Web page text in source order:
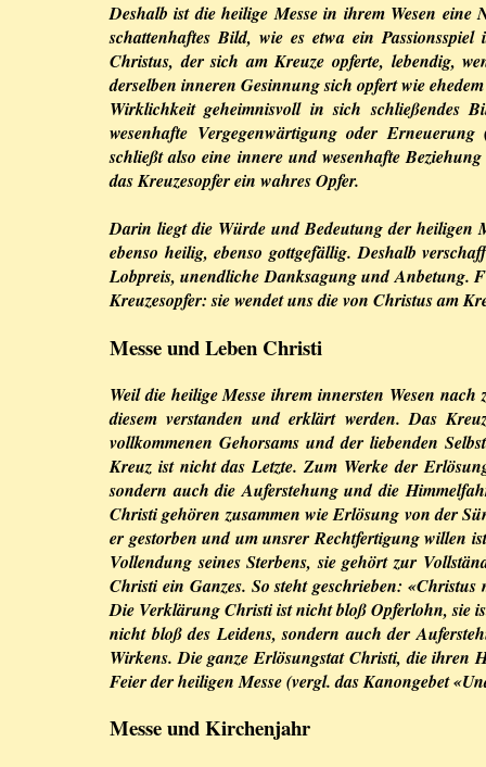
Deshalb ist die heilige Messe in ihrem Wesen eine
schattenhaftes Bild, wie es etwa ein
Christus, der sich am Kreuze opferte, lebendig,
derselben inneren Gesinnung sich opfert wie
Wirklichkeit geheimnisvoll in sich schließendes
wesenhafte Vergegenwärtigung oder
schließt also eine innere und wesenhafte
das Kreuzesopfer ein wahres Opfer.
Darin liegt die Würde und Bedeutung der heiligen
ebenso heilig, ebenso gottgefällig. Deshalb
Lobpreis, unendliche Danksagung und Anbetung.
Kreuzesopfer: sie wendet uns die von Christus am
Messe und Leben Christi
Weil die heilige Messe ihrem innersten Wesen
diesem verstanden und erklärt werden. Das
vollkommenen Gehorsams und der liebenden
Kreuz ist nicht das Letzte. Zum Werke der
sondern auch die Auferstehung und die
Christi gehören zusammen wie Erlösung von der
er gestorben und um unsrer Rechtfertigung willen
Vollendung seines Sterbens, sie gehört zur
Christi ein Ganzes. So steht geschrieben:
Die Verklärung Christi ist nicht bloß Opferlohn, sie
nicht bloß des Leidens, sondern auch der
Wirkens. Die ganze Erlösungstat Christi, die ihren
Feier der heiligen Messe (vergl. das Kanongebet
Messe und Kirchenjahr